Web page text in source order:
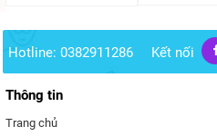
Hotline: 0382911286 Kết nối
Thông tin
Trang chủ